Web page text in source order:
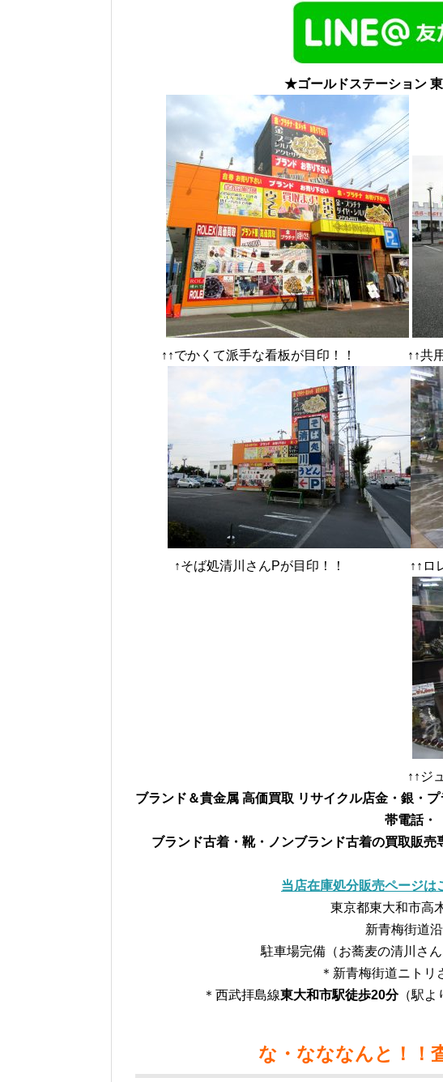
★ゴールドステーション
↑↑でかくて派手な看板が目印！！ ↑↑共用
↑そば処清川さんPが目印！！ ↑↑ロレッ
↑↑ジュエリーもご
ブランド＆貴金属 高価買取 リサイクル店金・銀・
帯電話・
ブランド古着・靴・ノンブランド古着の買取販売
当店在庫処分販売ページは
東京都東大和市高
新青梅街道
駐車場完備（お蕎麦の清川さん
＊新青梅街道ニトリ
＊西武拝島線東大和市駅徒歩20分（駅よ
な・なななんと！！